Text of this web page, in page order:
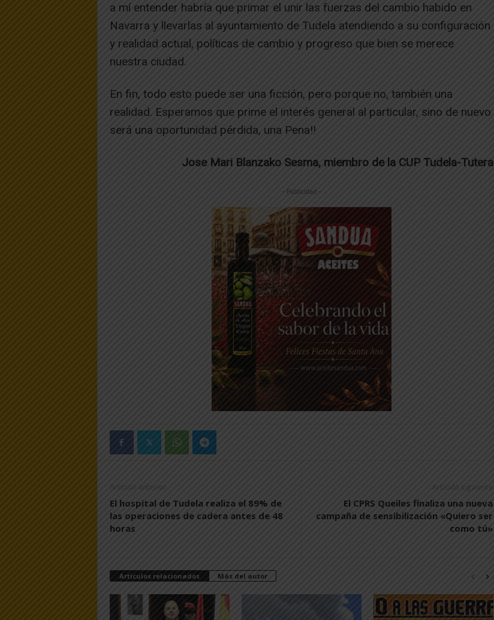
a mí entender habría que primar el unir las fuerzas del cambio habido en
Navarra y llevarlas al ayuntamiento de Tudela atendiendo a su configuración
y realidad actual, políticas de cambio y progreso que bien se merece
nuestra ciudad.
En fin, todo esto puede ser una ficción, pero porque no, también una
realidad. Esperamos que prime el interés general al particular, sino de nuevo
será una oportunidad pérdida, una Pena!!
Jose Mari Blanzako Sesma, miembro de la CUP Tudela-Tutera
-- Publicidad --
Artículo anterior
El hospital de Tudela realiza el 89% de
las operaciones de cadera antes de 48
horas
Artículo siguiente
El CPRS Queiles finaliza una nueva
campaña de sensibilización «Quiero ser
como tú»
Artículos relacionados Más del autor